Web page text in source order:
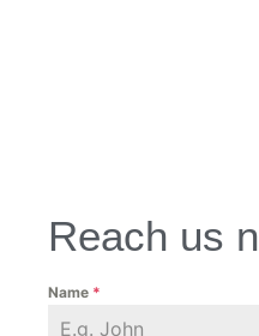
Reach us
Name *